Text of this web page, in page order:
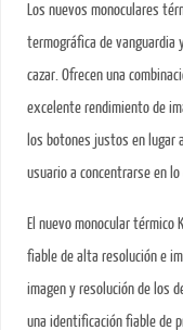
Los nuevos monoculares
termográfica de vanguardia
cazar. Ofrecen una
excelente rendimiento de
los botones justos en lugar
usuario a concentrarse en
El nuevo monocular térmico
fiable de alta resolución e
imagen y resolución de los
una identificación fiable de